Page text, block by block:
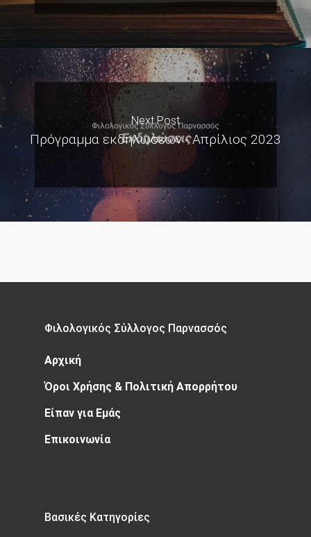
Next Post
Πρόγραμμα εκδηλώσεων - Απρίλιος 2023
Φιλολογικός Σύλλογος Παρνασσός
Αρχική
Όροι Χρήσης & Πολιτική Απορρήτου
Είπαν για Εμάς
Επικοινωνία
Βασικές Κατηγορίες